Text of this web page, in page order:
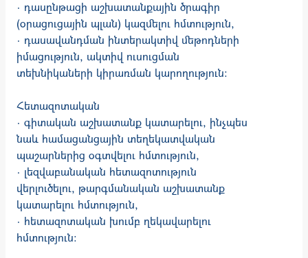
· դասընթացի աշխատանքային ծրագիր
(օրացուցային պլան) կազմելու հմտություն,
· դասավանդման ինտերակտիվ մեթոդների
իմացություն, ակտիվ ուսուցման
տեխնիկաների կիրառման կարողություն:
Հետազոտական
· գիտական աշխատանք կատարելու, ինչպես
նաև համացանցային տեղե­կատ­վական
պաշարներից օգտվելու հմտություն,
· լեզվաբանական հետազոտություն
վերլուծելու, թարգմանական աշխատանք
կատարելու հմտություն,
· հետազոտական խումբ ղեկավարելու
հմտություն: